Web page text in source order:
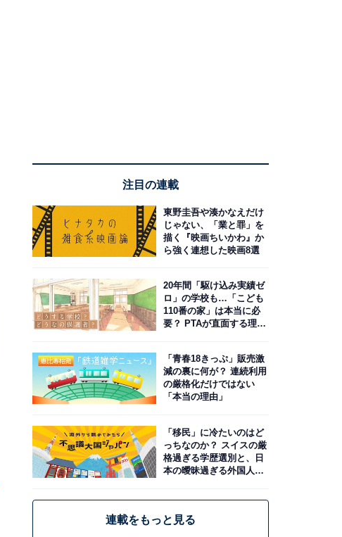
注目の連載
東野圭吾や湊かなえだけ
じゃない、「業と罪」を
描く『映画ちいかわ』か
ら強く連想した映画8選
20年間「駆け込み実績ゼ
ロ」の学校も…「こども
110番の家」は本当に必
要？ PTAが直面する理想
「青春18きっぷ」販売激
減の裏に何が？ 連続利用
の厳格化だけではない
「本当の理由」
「移民」に冷たいのはど
っちなのか？ スイスの厳
格過ぎる学歴選別と、日
本の曖昧過ぎる外国人政
連載をもっと見る